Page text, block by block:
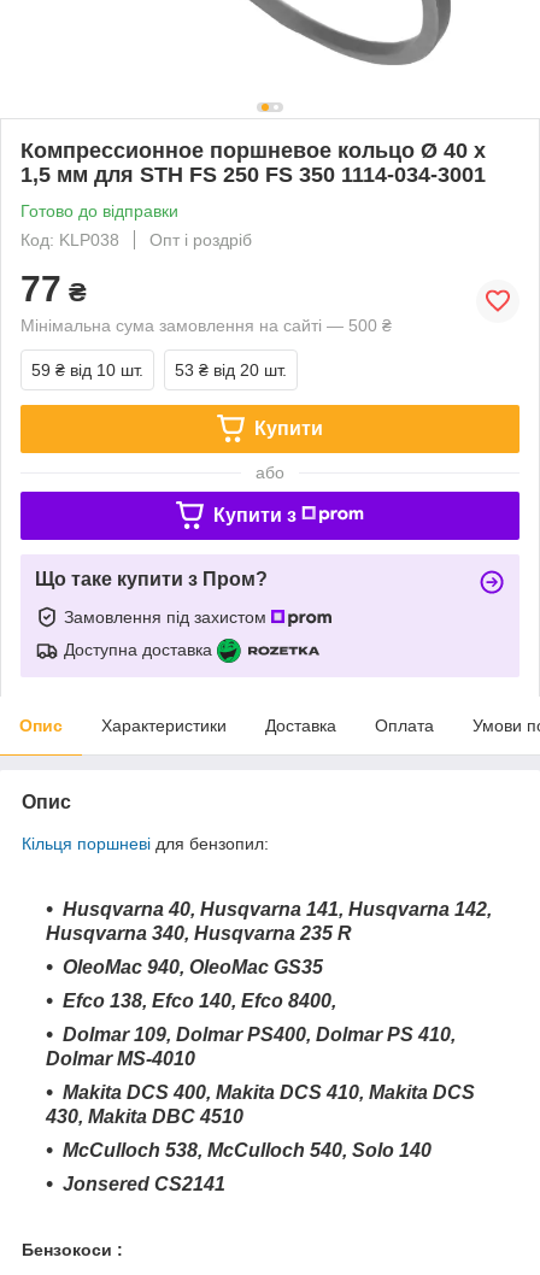
Компрессионное поршневое кольцо Ø 40 х
1,5 мм для STH FS 250 FS 350 1114-034-3001
Готово до відправки
Код: KLP038
Опт і роздріб
77 ₴
Мінімальна сума замовлення на сайті — 500 ₴
59 ₴ від 10 шт. 53 ₴ від 20 шт.
Купити
або
Купити з
Що таке купити з Пром?
Замовлення під захистом
Доступна доставка
Опис Характеристики Доставка Оплата Умови
Опис
Кільця поршневі для бензопил:
Husqvarna 40, Husqvarna 141, Husqvarna 142,
Husqvarna 340, Husqvarna 235 R
OleoMac 940, OleoMac GS35
Efco 138, Efco 140, Efco 8400,
Dolmar 109, Dolmar PS400, Dolmar PS 410,
Dolmar MS-4010
Makita DCS 400, Makita DCS 410, Makita DCS
430, Makita DBC 4510
McCulloch 538, McCulloch 540, Solo 140
Jonsered CS2141
Бензокоси :